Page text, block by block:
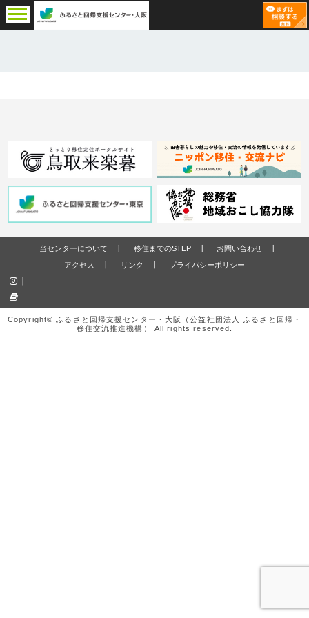
当センターについて 移住までのSTEP
お問い合わせ
アクセス
リンク プライバシーポリシー
Copyright© ふるさと回帰支援センター・大阪（公益社団法人 ふるさと回帰・
移住交流推進機構） All rights reserved.